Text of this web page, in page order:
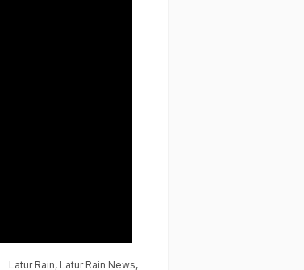
Latur Rain, Latur Rain News,